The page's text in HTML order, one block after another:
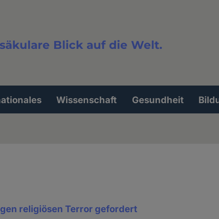
Blick auf die Welt.
Wissenschaft Gesundheit
religiösen Terror gefordert